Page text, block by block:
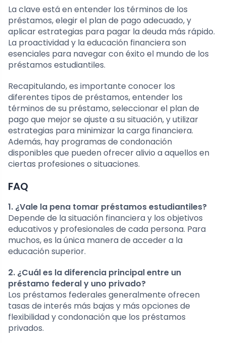
La clave está en entender los términos de los
préstamos, elegir el plan de pago adecuado, y
aplicar estrategias para pagar la deuda más rápido.
La proactividad y la educación financiera son
esenciales para navegar con éxito el mundo de los
préstamos estudiantiles.
Recapitulando, es importante conocer los
diferentes tipos de préstamos, entender los
términos de su préstamo, seleccionar el plan de
pago que mejor se ajuste a su situación, y utilizar
estrategias para minimizar la carga financiera.
Además, hay programas de condonación
disponibles que pueden ofrecer alivio a aquellos en
ciertas profesiones o situaciones.
FAQ
1. ¿Vale la pena tomar préstamos estudiantiles?
Depende de la situación financiera y los objetivos
educativos y profesionales de cada persona. Para
muchos, es la única manera de acceder a la
educación superior.
2. ¿Cuál es la diferencia principal entre un
préstamo federal y uno privado?
Los préstamos federales generalmente ofrecen
tasas de interés más bajas y más opciones de
flexibilidad y condonación que los préstamos
privados.